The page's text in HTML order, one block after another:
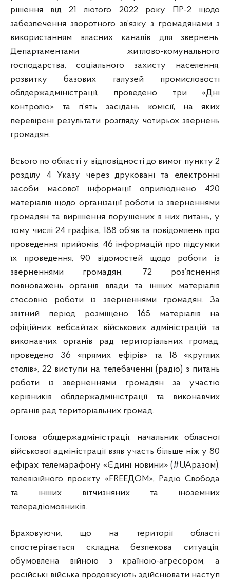
рішення від 21 лютого 2022 року ПР-2 щодо
забезпечення зворотного зв’язку з громадянами з
використанням власних каналів для звернень.
Департаментами житлово-комунального
господарства, соціального захисту населення,
розвитку базових галузей промисловості
облдержадміністрації, проведено три «Дні
контролю» та п’ять засідань комісії, на яких
перевірені результати розгляду чотирьох звернень
громадян.
Всього по області у відповідності до вимог пункту 2
розділу 4 Указу через друковані та електронні
засоби масової інформації оприлюднено 420
матеріалів щодо організації роботи із зверненнями
громадян та вирішення порушених в них питань, у
тому числі 24 графіка, 188 об’яв та повідомлень про
проведення прийомів, 46 інформацій про підсумки
їх проведення, 90 відомостей щодо роботи із
зверненнями громадян, 72 роз’яснення
повноважень органів влади та інших матеріалів
стосовно роботи із зверненнями громадян. За
звітний період розміщено 165 матеріалів на
офіційних вебсайтах військових адміністрацій та
виконавчих органів рад територіальних громад,
проведено 36 «прямих ефірів» та 18 «круглих
столів», 22 виступи на телебаченні (радіо) з питань
роботи із зверненнями громадян за участю
керівників облдержадміністрації та виконавчих
органів рад територіальних громад.
Голова облдержадміністрації, начальник обласної
військової адміністрації взяв участь більше ніж у 80
ефірах телемарафону «Єдині новини» (#UAразом),
телевізійного проєкту «FREEДОМ», Радіо Свобода
та інших вітчизняних та іноземних
телерадіомовників.
Враховуючи, що на території області
спостерігається складна безпекова ситуація,
обумовлена війною з країною-агресором, а
російські війська продовжують здійснювати наступ